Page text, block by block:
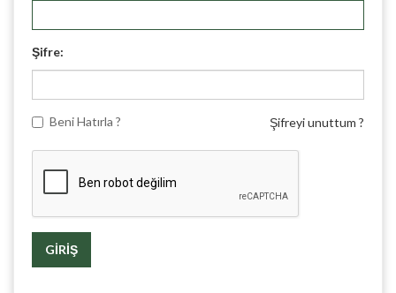
Şifre:
Beni Hatırla ? Şifreyi unuttum ?